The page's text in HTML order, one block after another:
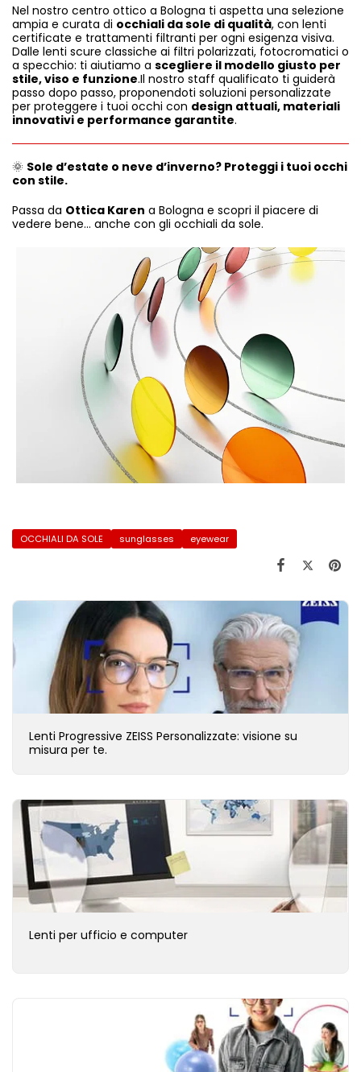
Nel nostro centro ottico a Bologna ti aspetta una selezione
ampia e curata di occhiali da sole di qualità, con lenti
certificate e trattamenti filtranti per ogni esigenza visiva.
Dalle lenti scure classiche ai filtri polarizzati, fotocromatici o
a specchio: ti aiutiamo a scegliere il modello giusto per
stile, viso e funzione.Il nostro staff qualificato ti guiderà
passo dopo passo, proponendoti soluzioni personalizzate
per proteggere i tuoi occhi con design attuali, materiali
innovativi e performance garantite.
🌞 Sole d’estate o neve d’inverno? Proteggi i tuoi occhi
con stile.
Passa da Ottica Karen a Bologna e scopri il piacere di
vedere bene… anche con gli occhiali da sole.
OCCHIALI DA SOLE sunglasses eyewear
Lenti Progressive ZEISS Personalizzate: visione su
misura per te.
Lenti per ufficio e computer